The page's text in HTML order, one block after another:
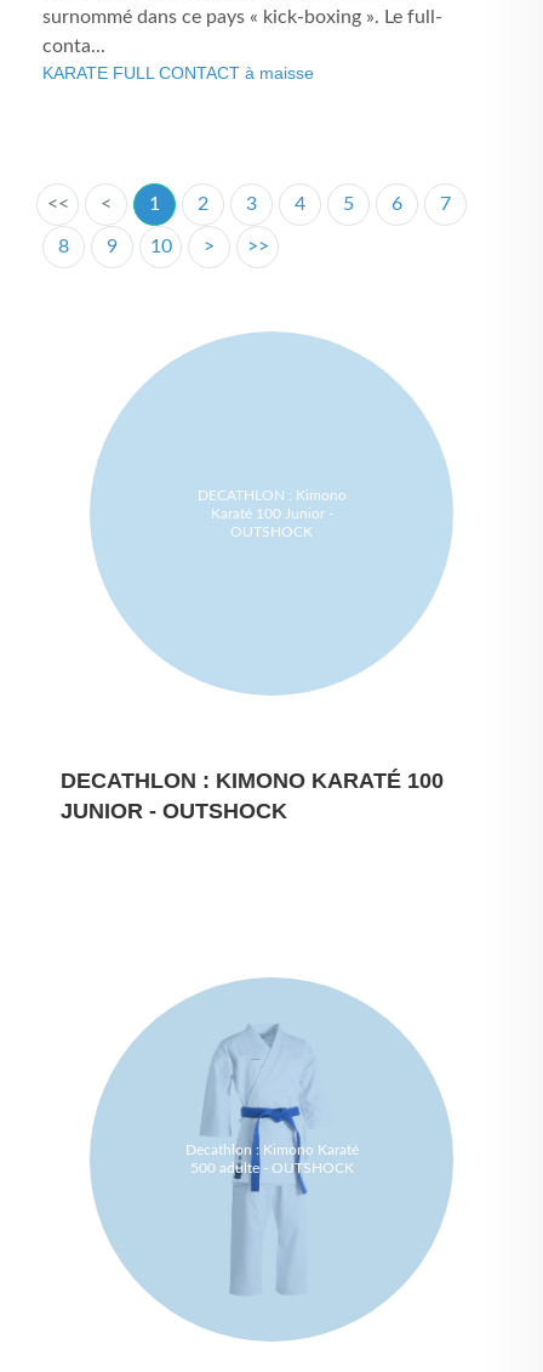
surnommé dans ce pays « kick-boxing ». Le full-
conta...
KARATE FULL CONTACT à maisse
<< < 1 2 3 4 5 6 7
8 9 10 > >>
DECATHLON : Kimono
Karaté 100 Junior -
OUTSHOCK
DECATHLON : KIMONO KARATÉ 100
JUNIOR - OUTSHOCK
Decathlon : Kimono Karaté
500 adulte - OUTSHOCK